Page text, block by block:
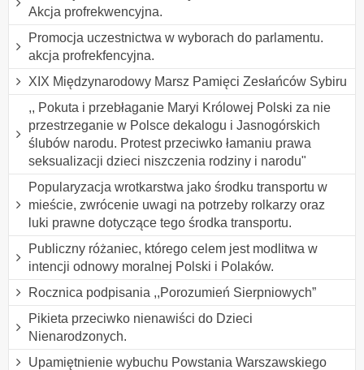
Akcja profrekwencyjna.
Promocja uczestnictwa w wyborach do parlamentu.
akcja profrekfencyjna.
XIX Międzynarodowy Marsz Pamięci Zesłańców Sybiru
,, Pokuta i przebłaganie Maryi Królowej Polski za nie
przestrzeganie w Polsce dekalogu i Jasnogórskich
ślubów narodu. Protest przeciwko łamaniu prawa
seksualizacji dzieci niszczenia rodziny i narodu"
Popularyzacja wrotkarstwa jako środku transportu w
mieście, zwrócenie uwagi na potrzeby rolkarzy oraz
luki prawne dotyczące tego środka transportu.
Publiczny różaniec, którego celem jest modlitwa w
intencji odnowy moralnej Polski i Polaków.
Rocznica podpisania ,,Porozumień Sierpniowych”
Pikieta przeciwko nienawiści do Dzieci
Nienarodzonych.
Upamiętnienie wybuchu Powstania Warszawskiego